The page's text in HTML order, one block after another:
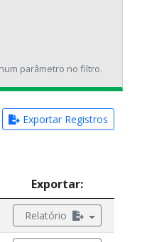
parâmetro no filtro.
Exportar Registros
Exportar:
Relatório